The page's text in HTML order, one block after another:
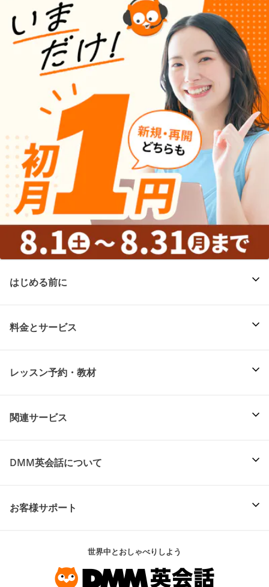
はじめる前に
料金とサービス
レッスン予約・教材
関連サービス
DMM英会話について
お客様サポート
世界中とおしゃべりしよう